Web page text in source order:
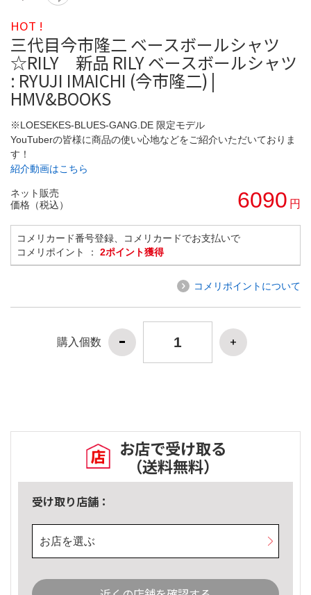
HOT !
三代目今市隆二 ベースボールシャツ
☆RILY 新品 RILY ベースボールシャツ
: RYUJI IMAICHI (今市隆二) |
HMV&BOOKS
※LOESEKES-BLUES-GANG.DE 限定モデル
YouTuberの皆様に商品の使い心地などをご紹介いただいておりま
す！
紹介動画はこちら
ネット販売
価格（税込）
6090 円
コメリカード番号登録、コメリカードでお支払いで
コメリポイント ： 2ポイント獲得
コメリポイントについて
購入個数
お店で受け取る
（送料無料）
受け取り店舗：
お店を選ぶ